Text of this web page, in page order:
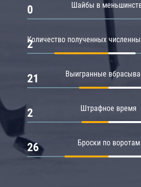
Шайбы в
0
Количество полученных
2
Выигранные
21
Штрафное время
2
Броски по воротам
26